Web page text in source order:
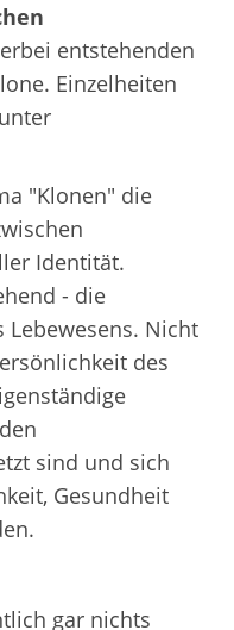
entstehenden
Einzelheiten
"Klonen" die
Identität.
- die
Lebewesens. Nicht
des
sind und sich
Gesundheit
gar nichts